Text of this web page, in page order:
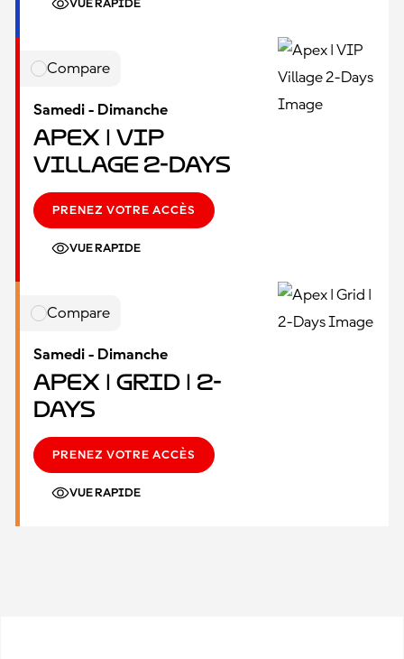
VUE RAPIDE
Compare
Samedi - Dimanche
Apex | VIP
Village 2-Days
PRENEZ VOTRE ACCÈS
VUE RAPIDE
Compare
Samedi - Dimanche
Apex | Grid | 2-
Days
PRENEZ VOTRE ACCÈS
VUE RAPIDE